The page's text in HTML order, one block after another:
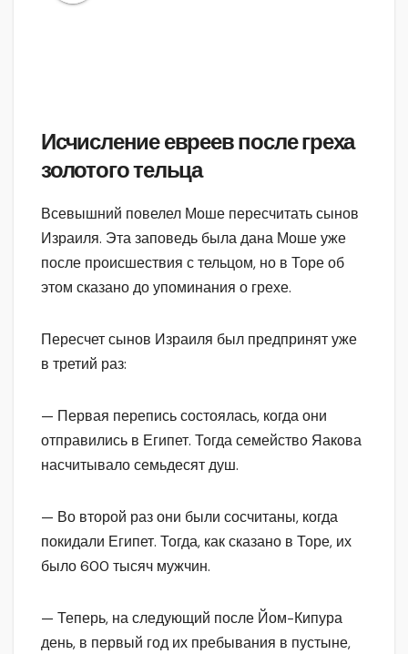
Исчисление евреев после греха
золотого тельца
Всевышний повелел Моше пересчитать сынов
Израиля. Эта заповедь была дана Моше уже
после происшествия с тельцом, но в Торе об
этом сказано до упоминания о грехе.
Пересчет сынов Израиля был предпринят уже
в третий раз:
— Первая перепись состоялась, когда они
отправились в Египет. Тогда семейство Яакова
насчитывало семьдесят душ.
— Во второй раз они были сосчитаны, когда
покидали Египет. Тогда, как сказано в Торе, их
было 600 тысяч мужчин.
— Теперь, на следующий после Йом-Кипура
день, в первый год их пребывания в пустыне,